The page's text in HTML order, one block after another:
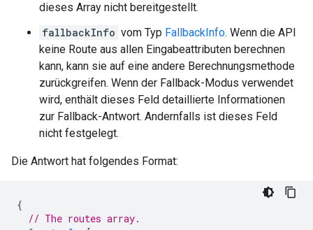
dieses Array nicht bereitgestellt.
fallbackInfo vom Typ FallbackInfo. Wenn die API
keine Route aus allen Eingabeattributen berechnen
kann, kann sie auf eine andere Berechnungsmethode
zurückgreifen. Wenn der Fallback-Modus verwendet
wird, enthält dieses Feld detaillierte Informationen
zur Fallback-Antwort. Andernfalls ist dieses Feld
nicht festgelegt.
Die Antwort hat folgendes Format:
{
// The routes array.